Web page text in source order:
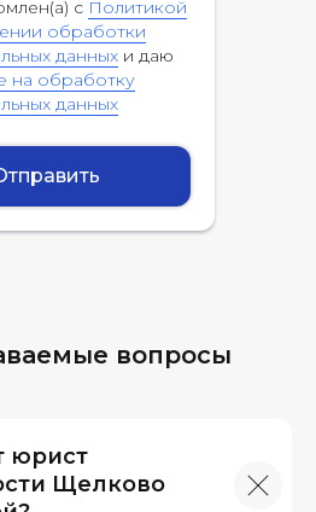
с Политикой
обработки
данных и даю
на обработку
данных
вопросы
юрист
Щелково